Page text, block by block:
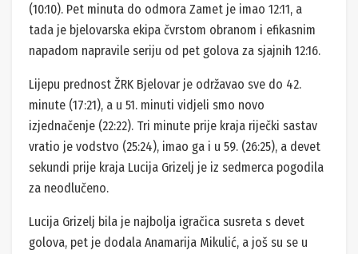
(10:10). Pet minuta do odmora Zamet je imao 12:11, a
tada je bjelovarska ekipa čvrstom obranom i efikasnim
napadom napravile seriju od pet golova za sjajnih 12:16.
Lijepu prednost ŽRK Bjelovar je održavao sve do 42.
minute (17:21), a u 51. minuti vidjeli smo novo
izjednačenje (22:22). Tri minute prije kraja riječki sastav
vratio je vodstvo (25:24), imao ga i u 59. (26:25), a devet
sekundi prije kraja Lucija Grizelj je iz sedmerca pogodila
za neodlučeno.
Lucija Grizelj bila je najbolja igračica susreta s devet
golova, pet je dodala Anamarija Mikulić, a još su se u